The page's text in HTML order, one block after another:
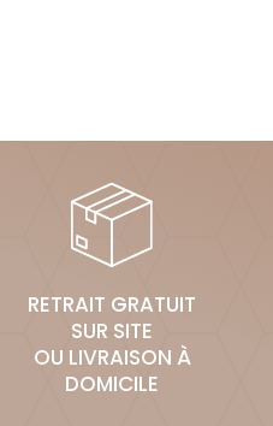
RETRAIT GRATUIT
SUR SITE
OU LIVRAISON À
DOMICILE